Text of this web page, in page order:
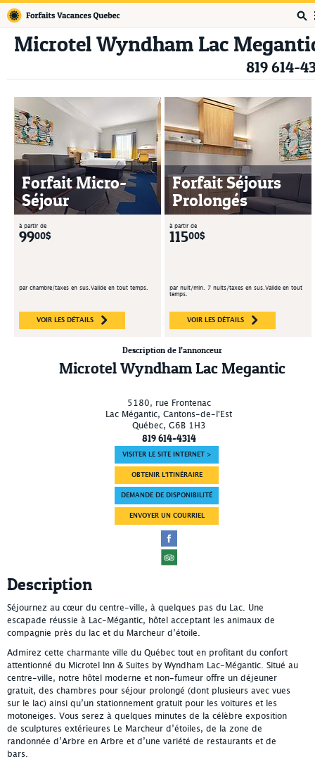
Microtel Wyndham Lac
819 614-
Forfait Micro-
Séjour
à partir de
9900$
par chambre/taxes en sus.Valide en tout temps.
VOIR LES DÉTAILS
Forfait Séjours
Prolongés
à partir de
11500$
par nuit/min. 7 nuits/taxes en sus.Valide en tout
temps.
VOIR LES DÉTAILS
Description de l’annonceur
Microtel Wyndham Lac Megantic
5180, rue Frontenac
Lac Mégantic, Cantons-de-l'Est
Québec, G6B 1H3
819 614-4314
VISITER LE SITE INTERNET >
OBTENIR L'ITINÉRAIRE
DEMANDE DE DISPONIBILITÉ
ENVOYER UN COURRIEL
Description
Séjournez au cœur du centre-ville, à quelques pas du Lac. Une
escapade réussie à Lac-Mégantic, hôtel acceptant les animaux de
compagnie près du lac et du Marcheur d’étoile.
Admirez cette charmante ville du Québec tout en profitant du confort
attentionné du Microtel Inn & Suites by Wyndham Lac-Mégantic. Situé au
centre-ville, notre hôtel moderne et non-fumeur offre un déjeuner
gratuit, des chambres pour séjour prolongé (dont plusieurs avec vues
sur le lac) ainsi qu’un stationnement gratuit pour les voitures et les
motoneiges. Vous serez à quelques minutes de la célèbre exposition
de sculptures extérieures Le Marcheur d’étoiles, de la zone de
randonnée d’Arbre en Arbre et d’une variété de restaurants et de
bars.